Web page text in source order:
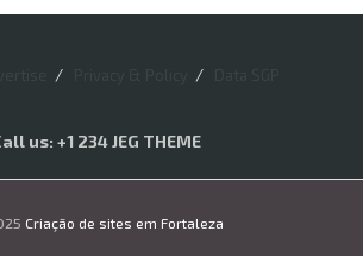
us: +1 234 JEG THEME
Criação de sites em Fortaleza